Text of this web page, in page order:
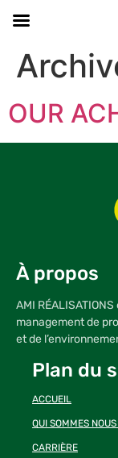
OUR
À propos
AMI
management de
et de
Plan du
ACCUEIL
QUI SOMMES NOUS
CARRIÈRE